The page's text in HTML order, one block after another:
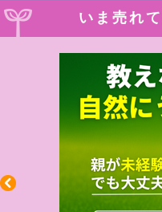
いま売れ